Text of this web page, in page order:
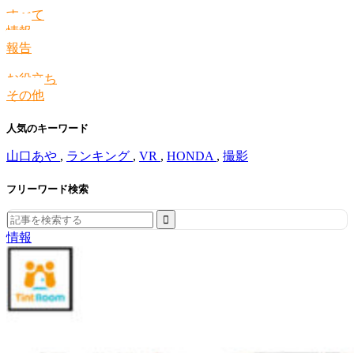
すべて
情報
報告
お役立ち
その他
人気のキーワード
山口あや , ランキング , VR , HONDA , 撮影
フリーワード検索
Search
for:
情報